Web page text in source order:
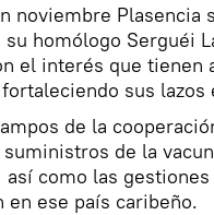
noviembre Plasencia
su homólogo Serguéi
el interés que tienen
sus lazos
de la
de la
así como las
en ese país caribeño.